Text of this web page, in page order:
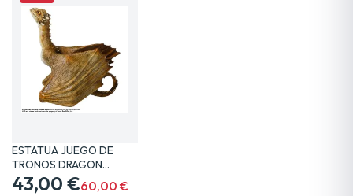
ESTATUA JUEGO DE
TRONOS DRAGON
VISERION 19…
43,00 €60,00 €